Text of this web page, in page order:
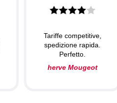
Tariffe competitive,
spedizione rapida.
Perfetto.
herve Mougeot